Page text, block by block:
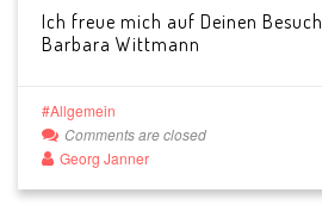
Ich freue mich auf Deinen Besuch
Barbara Wittmann
Allgemein
Comments are closed
Georg Janner